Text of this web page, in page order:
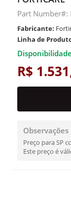
Part Number#:
Fabricante:
Linha de
R$
Observações
Preço para SP
Este preço é